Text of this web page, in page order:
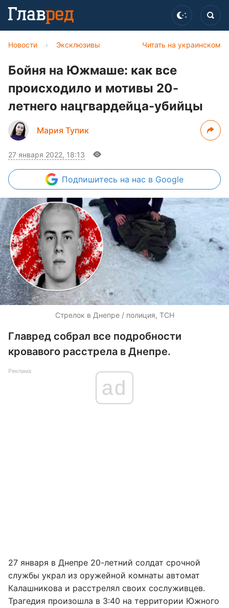
Читать на украинском
Новости › Эксклюзивы
Бойня на Южмаше: как все
происходило и мотивы 20-
летнего нацгвардейца-убийцы
Мария Тупик
27 января 2022, 18:13
Подпишитесь на нас в Google
Стрелок в Днепре / полиция, ТСН
Главред собрал все подробности
кровавого расстрела в Днепре.
Реклама
ad
27 января в Днепре 20-летний солдат срочной
службы украл из оружейной комнаты автомат
Калашникова и расстрелял своих сослуживцев.
Трагедия произошла в 3:40 на территории Южного